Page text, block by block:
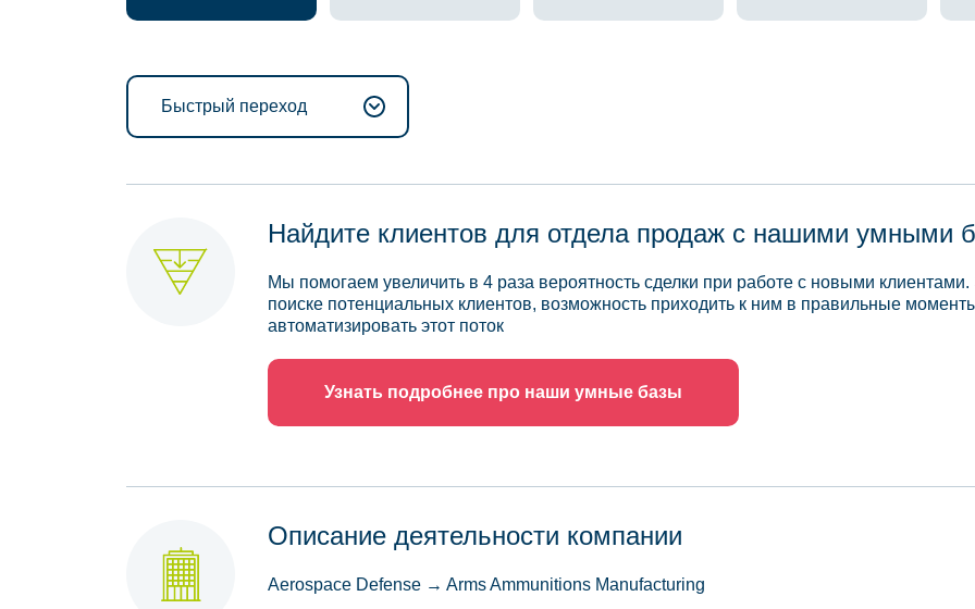
Быстрый переход
Найдите клиентов для отдела продаж с нашими умными
Мы помогаем увеличить в 4 раза вероятность сделки при работе с новыми
поиске потенциальных клиентов, возможность приходить к ним в правильные
автоматизировать этот поток
Узнать подробнее про наши умные базы
Описание деятельности компании
Aerospace Defense → Arms Ammunitions Manufacturing